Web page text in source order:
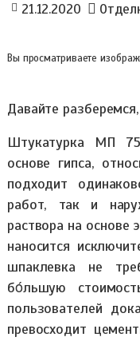
21.12.2020
Вы просматриваете
Давайте
Штукатурка МП 75
основе гипса,
подходит
работ, так и
раствора на основе
наносится
шпаклевка не
бόльшую
пользователей
превосходит